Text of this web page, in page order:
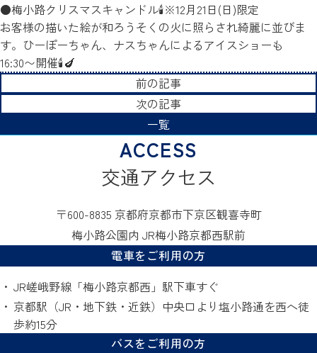
●梅小路クリスマスキャンドル🕯️※12月21日(日)限定
お客様の描いた絵が和ろうそくの火に照らされ綺麗に並びま
す。ひーぽーちゃん、ナスちゃんによるアイスショーも
16:30〜開催🕯️🍆
前の記事
次の記事
一覧
交通アクセス
〒600-8835 京都府京都市下京区観喜寺町
梅小路公園内 JR梅小路京都西駅前
電車をご利用の方
JR嵯峨野線「梅小路京都西」駅下車すぐ
京都駅（JR・地下鉄・近鉄）中央口より塩小路通を西へ徒
歩約15分
バスをご利用の方